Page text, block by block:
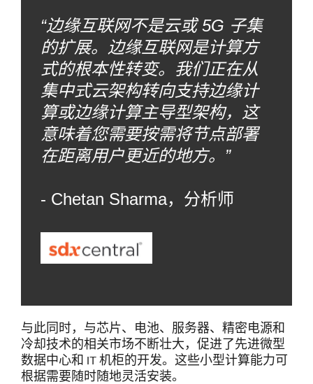
“边缘互联网不是云或 5G 子集
的扩展。边缘互联网是计算方
式的根本性转变。我们正在从
集中式云架构转向支持边缘计
算或边缘计算主导型架构，这
意味着您需要按需将节点部署
在距离用户更近的地方。”
- Chetan Sharma，分析师
与此同时，与芯片、电池、服务器、精密电源和
冷却技术的相关市场不断壮大，促进了先进微型
数据中心和 IT 机柜的开发。这些小型计算能力可
根据需要随时随地灵活安装。